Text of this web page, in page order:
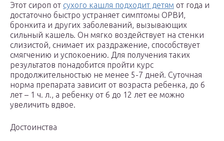
Этот сироп от сухого кашля подходит детям от года и
достаточно быстро устраняет симптомы ОРВИ,
бронхита и других заболеваний, вызывающих
сильный кашель. Он мягко воздействует на стенки
слизистой, снимает их раздражение, способствует
смягчению и успокоению. Для получения таких
результатов понадобится пройти курс
продолжительностью не менее 5-7 дней. Суточная
норма препарата зависит от возраста ребенка, до 6
лет – 1 ч. л., а ребенку от 6 до 12 лет ее можно
увеличить вдвое.
Достоинства